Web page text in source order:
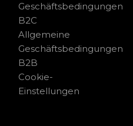
Geschäftsbedingungen
B2C
Allgemeine
Geschäftsbedingungen
B2B
Cookie-
Einstellungen